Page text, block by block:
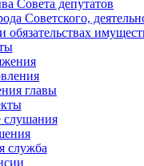
Совета депутатов
Советского,
главы
служба